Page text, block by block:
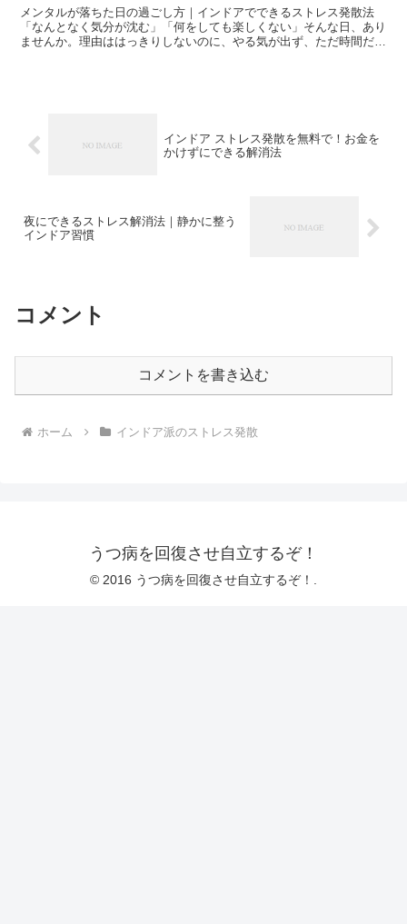
メンタルが落ちた日の過ごし方｜インドアでできるストレス発散法
「なんとなく気分が沈む」「何をしても楽しくない」そんな日、あり
ませんか。理由ははっきりしないのに、やる気が出ず、ただ時間だけ
インドア ストレス発散を無料で！お金を
かけずにできる解消法
夜にできるストレス解消法｜静かに整う
インドア習慣
コメント
コメントを書き込む
ホーム インドア派のストレス発散
うつ病を回復させ自立するぞ！
© 2016 うつ病を回復させ自立するぞ！.